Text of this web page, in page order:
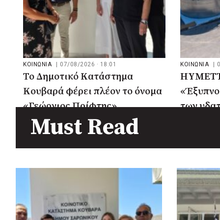
πριν από 3 μέρες
Περιφέρεια Θεσσαλίας: Νέος
ιατροτεχνολογικός εξοπλισμός
και αναβάθμιση του ΚΕΦΙΑΠ
Καρδίτσας
πριν από 3 μέρες
Δήμος Αθηναίων: 651 δημότες
συμμετείχαν στις δράσεις
διατροφικής υποστήριξης
ΚΟΙΝΩΝΙΑ 07/08/2026 · 18:01
Το Δημοτικό Κατάστημα
Κουβαρά φέρει πλέον το όνομα
«Γεώργιος Πρίφτης»
ΚΟΙΝΩΝΙΑ
των
Must Read